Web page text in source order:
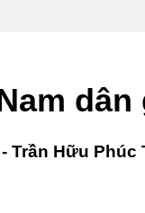
Trần Hữu